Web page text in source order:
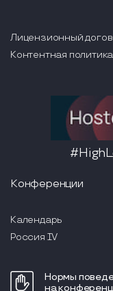
Конференции
Календарь
Россия IV
Нормы
на
Лицензионный
Контентная